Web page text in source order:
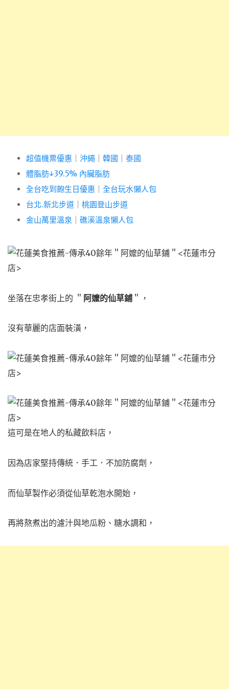
超值機票優惠 沖繩 韓國
泰國
體脂肪↓39.5% 內臟脂肪
全台吃到飽生日優惠
全台玩水懶人包
台北.新北步道
桃園登山步道
金山萬里溫泉
礁溪溫泉懶人包
坐落在忠孝街上的 ＂ 阿嬤的仙草鋪 ＂，
沒有華麗的店面裝潢，
這可是在地人的私藏飲料店，
因為店家堅持傳統．手工．不加防腐劑，
而仙草製作必須從仙草乾泡水開始，
再將熬煮出的濾汁與地瓜粉、糖水調和，